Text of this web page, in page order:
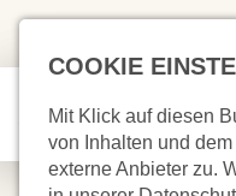
COOKIE
Mit Klick auf diesen
von Inhalten und
externe Anbieter zu.